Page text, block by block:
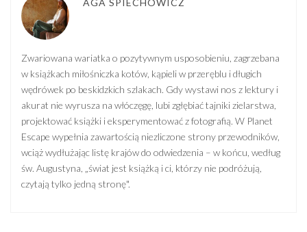
AGA SPIECHOWICZ
Zwariowana wariatka o pozytywnym usposobieniu, zagrzebana
w książkach miłośniczka kotów, kąpieli w przeręblu i długich
wędrówek po beskidzkich szlakach. Gdy wystawi nos z lektury i
akurat nie wyrusza na włóczęgę, lubi zgłębiać tajniki zielarstwa,
projektować książki i eksperymentować z fotografią. W Planet
Escape wypełnia zawartością niezliczone strony przewodników,
wciąż wydłużając listę krajów do odwiedzenia – w końcu, według
św. Augustyna, „świat jest książką i ci, którzy nie podróżują,
czytają tylko jedną stronę".